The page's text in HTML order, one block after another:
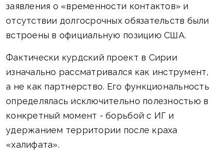
заявления о «временности контактов» и
отсутствии долгосрочных обязательств были
встроены в официальную позицию США.
Фактически курдский проект в Сирии
изначально рассматривался как инструмент,
а не как партнерство. Его функциональность
определялась исключительно полезностью в
конкретный момент - борьбой с ИГ и
удержанием территории после краха
«халифата».